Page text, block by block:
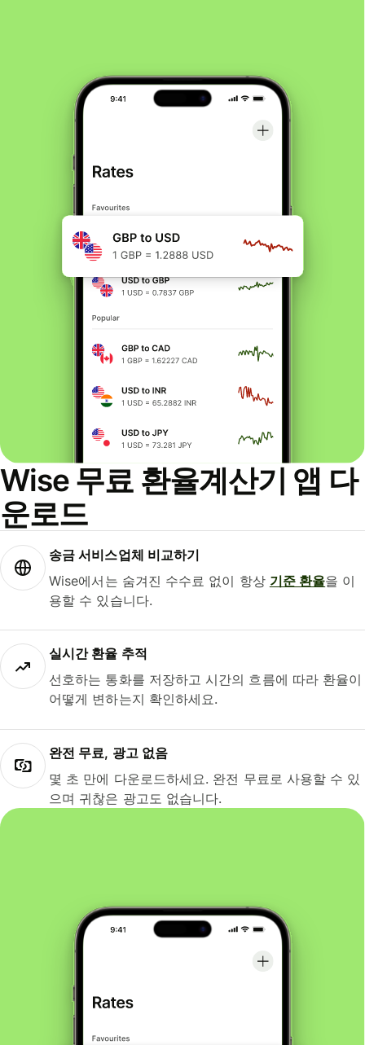
Wise 무료 환율계산기 앱 다
운로드
송금 서비스업체 비교하기
Wise에서는 숨겨진 수수료 없이 항상 기준 환율을 이
용할 수 있습니다.
실시간 환율 추적
선호하는 통화를 저장하고 시간의 흐름에 따라 환율이
어떻게 변하는지 확인하세요.
완전 무료, 광고 없음
몇 초 만에 다운로드하세요. 완전 무료로 사용할 수 있
으며 귀찮은 광고도 없습니다.